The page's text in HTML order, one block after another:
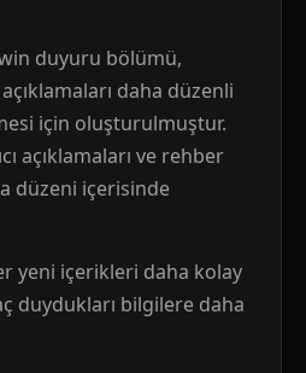
duyuru bölümü,
daha düzenli
için oluşturulmuştur.
açıklamaları ve rehber
düzeni içerisinde
yeni içerikleri daha kolay
duydukları bilgilere daha